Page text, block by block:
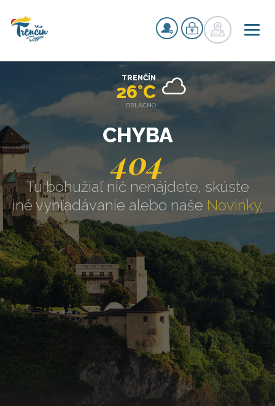
CHYBA
404
Tu bohužiaľ nič nenájdete, skúste
iné vyhľadávanie alebo naše Novinky.
TRENČÍN
26°C
OBLAČNO